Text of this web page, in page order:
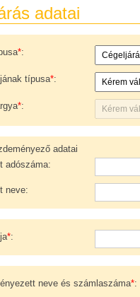
adatai
*:
típusa*:
*:
adatai
adószáma:
neve:
*:
neve és számlaszáma*: